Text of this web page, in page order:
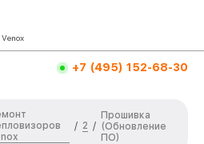
+7 (495) 152-68-30
/ 2 /
Прошивка
(Обновление
ПО)